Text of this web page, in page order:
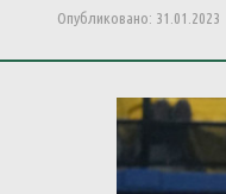
Опубликовано: 31.01.2023